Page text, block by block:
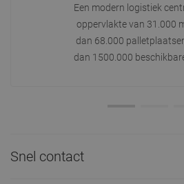
Een modern logistiek
oppervlakte van 31.000
dan 68.000
dan 1500.000
Snel contact